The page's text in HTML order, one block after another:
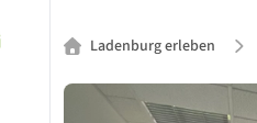
Ladenburg erleben